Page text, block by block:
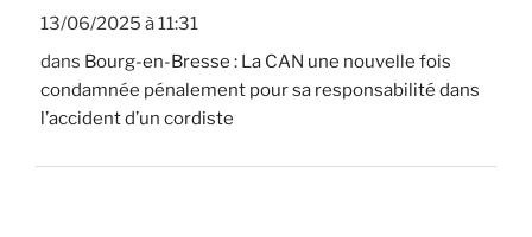
13/06/2025 à 11:31
dans Bourg-en-Bresse : La CAN une nouvelle fois
condamnée pénalement pour sa responsabilité dans
l’accident d’un cordiste